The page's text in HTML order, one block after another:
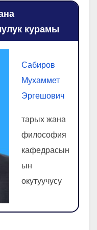
курамы
Сабиров
Мухаммет
Эргешович
тарых жана
философия
кафедрасын
ын
окутуучусу